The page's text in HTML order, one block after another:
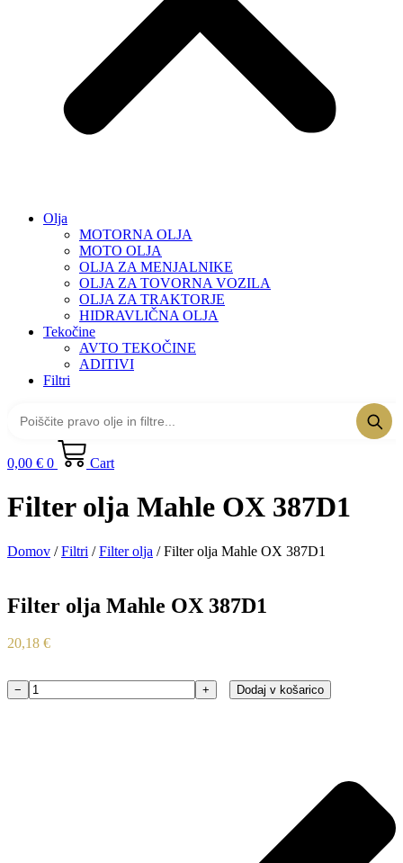
Olja
MOTORNA OLJA
MOTO OLJA
OLJA ZA MENJALNIKE
OLJA ZA TOVORNA VOZILA
OLJA ZA TRAKTORJE
HIDRAVLIČNA OLJA
Tekočine
AVTO TEKOČINE
ADITIVI
Filtri
0,00 € 0 Cart
Filter olja Mahle OX 387D1
Domov /Filtri /Filter olja / Filter olja Mahle OX 387D1
Filter olja Mahle OX 387D1
20,18 €
Filter
− + Dodaj v košarico